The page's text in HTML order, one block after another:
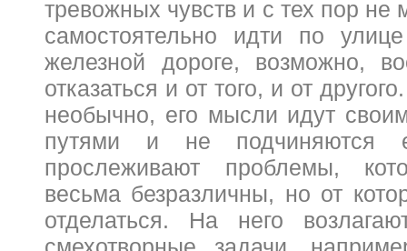
тревожных чувств и с тех пор не
самостоятельно идти по
железной дороге, возможно,
отказаться и от того, и от
необычно, его мысли идут
путями и не подчиняются
прослеживают проблемы,
весьма безразличны, но от
отделаться. На него